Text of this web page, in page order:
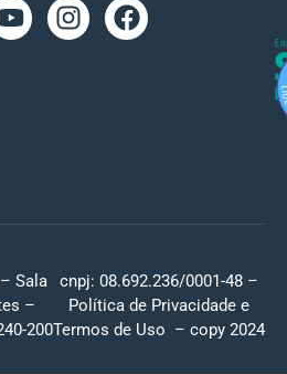
Sala
–
200
cnpj: 08.692.236/0001-48 –
Política de Privacidade e
Termos de Uso – copy 2024